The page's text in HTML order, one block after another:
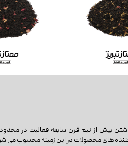
بیش از نیم قرن سابقه فعالیت در
های محصولات در این زمینه محسوب می